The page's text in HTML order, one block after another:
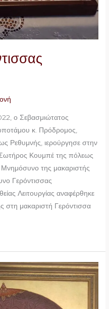
ο Σεβασμιώτατος
κ. Πρόδρομος,
Ρεθυμνής, ιερούργησε στην
Κουμπέ της πόλεως
Μνημόσυνο της μακαριστής
Γερόντισσας
Λειτουργίας αναφέρθηκε
στη μακαριστή Γερόντισσα